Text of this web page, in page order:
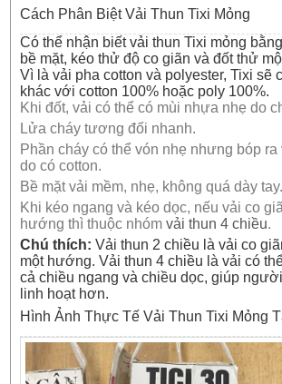
Cách Phân Biệt Vải Thun Tixi Mỏng
Có thể nhận biết vải thun Tixi mỏng
bề mặt, kéo thử độ co giãn và đốt thử
Vì là vải pha cotton và polyester, Tixi sẽ
khác với cotton 100% hoặc poly 100%.
Khi đốt, vải có thể có mùi nhựa nhẹ do
Lửa cháy tương đối nhanh.
Phần cháy có thể vón nhẹ nhưng bóp ra
do có cotton.
Bề mặt vải mềm, nhẹ, không quá dày tay.
Khi kéo ngang và kéo dọc, nếu vải co
hướng thì thuộc nhómvải thun 4 chiều.
Chú thích: Vải thun 2 chiều là vải co
một hướng. Vải thun 4 chiều là vải có
cả chiều ngang và chiều dọc, giúp
linh hoạt hơn.
Hình Ảnh Thực Tế Vải Thun Tixi Mỏng